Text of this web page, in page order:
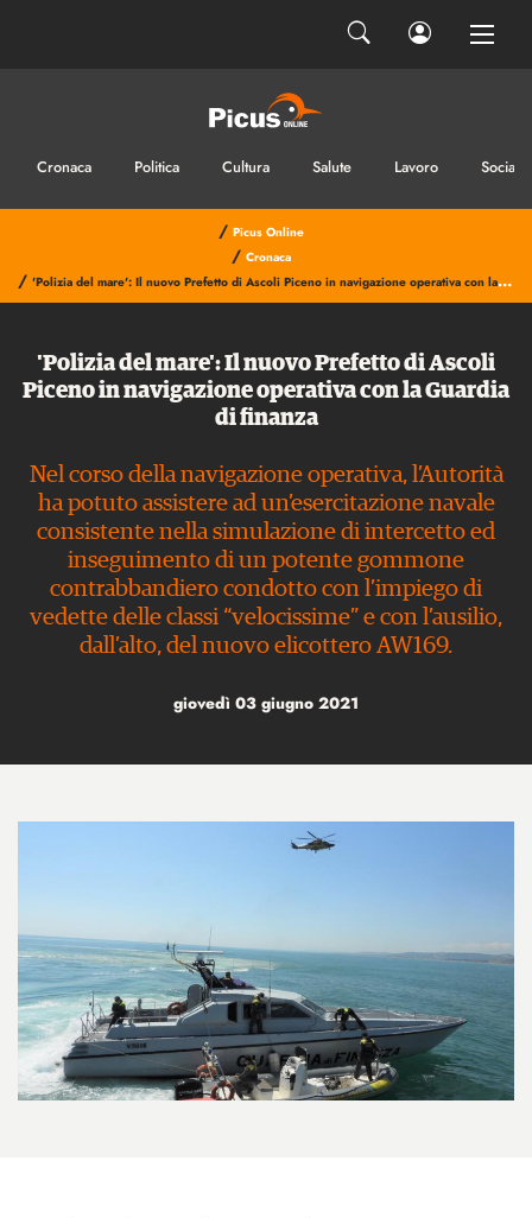
Cronaca Politica Cultura Salute Lavoro Sociale
/ Picus Online
/ Cronaca
/ 'Polizia del mare': Il nuovo Prefetto di Ascoli Piceno in navigazione operativa con la Guardia di finanza
'Polizia del mare': Il nuovo Prefetto di Ascoli
Piceno in navigazione operativa con la Guardia
di finanza
Nel corso della navigazione operativa, l’Autorità
ha potuto assistere ad un’esercitazione navale
consistente nella simulazione di intercetto ed
inseguimento di un potente gommone
contrabbandiero condotto con l’impiego di
vedette delle classi “velocissime” e con l’ausilio,
dall’alto, del nuovo elicottero AW169.
giovedì 03 giugno 2021